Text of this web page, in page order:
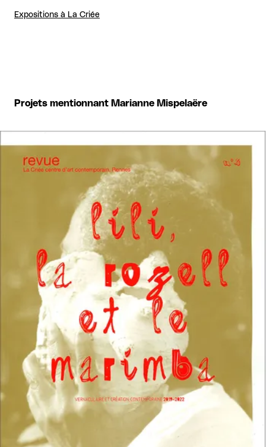
Expositions à La Criée
Projets mentionnant Marianne Mispelaëre